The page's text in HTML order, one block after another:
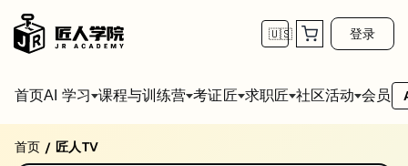
🇺🇸 登录
首页AI 学习 课程与训练营 考证匠 求职匠 社区活动 会员
从北京到澳洲，资深UI&UX设计师分享10年成
首页 / 匠人TV